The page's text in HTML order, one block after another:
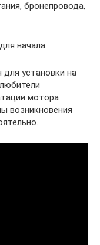
бронепровода,
начала
для установки на
мотора
возникновения